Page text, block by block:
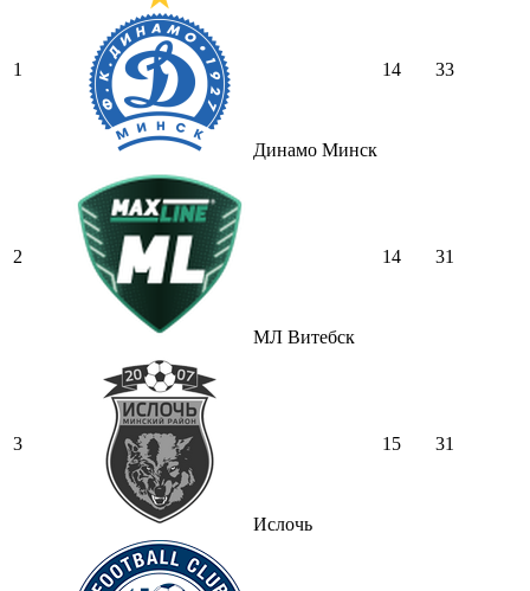
1
Динамо Минск
14 33
2
МЛ Витебск
14 31
3
Ислочь
15 31